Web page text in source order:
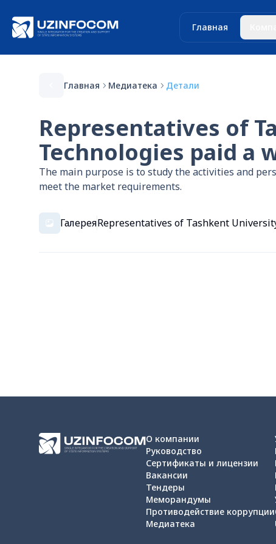
Главная
Главная Медиатека Детали
Representatives of
Technologies paid a
The main purpose is to study the activities and
meet the market requirements.
ГалереяRepresentatives of Tashkent
О компании
Руководство
Сертификаты и лицензии
Вакансии
Тендеры
Меморандумы
Противодействие коррупции
Медиатека